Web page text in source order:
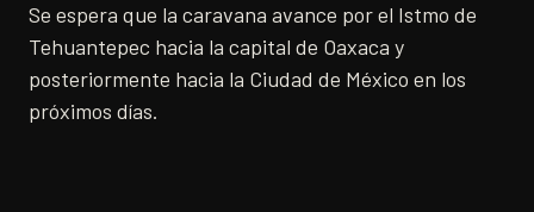
Se espera que la caravana avance por el Istmo de
Tehuantepec hacia la capital de Oaxaca y
posteriormente hacia la Ciudad de México en los
próximos días.